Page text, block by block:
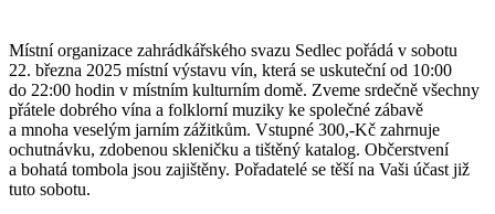
Místní organizace zahrádkářského svazu Sedlec pořádá v sobotu
22. března 2025 místní výstavu vín, která se uskuteční od 10:00
do 22:00 hodin v místním kulturním domě. Zveme srdečně všechny
přátele dobrého vína a folklorní muziky ke společné zábavě
a mnoha veselým jarním zážitkům. Vstupné 300,-Kč zahrnuje
ochutnávku, zdobenou skleničku a tištěný katalog. Občerstvení
a bohatá tombola jsou zajištěny. Pořadatelé se těší na Vaši účast již
tuto sobotu.